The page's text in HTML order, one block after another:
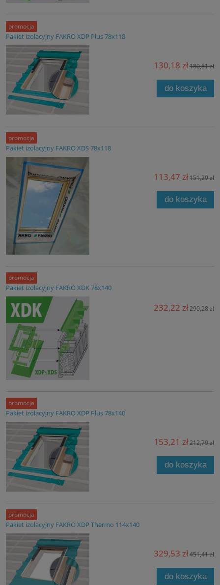
Pakiet izolacyjny FAKRO XDP Plus 78x118
130,18 zł180,81 zł
do koszyka
promocja
Pakiet izolacyjny FAKRO XDS 78x118
113,47 zł151,29 zł
do koszyka
promocja
Pakiet izolacyjny FAKRO XDK 78x140
232,22 zł290,28 zł
promocja
Pakiet izolacyjny FAKRO XDP Plus 78x140
153,21 zł212,79 zł
do koszyka
promocja
Pakiet izolacyjny FAKRO XDP Thermo 114x140
329,53 zł451,41 zł
do koszyka
promocja